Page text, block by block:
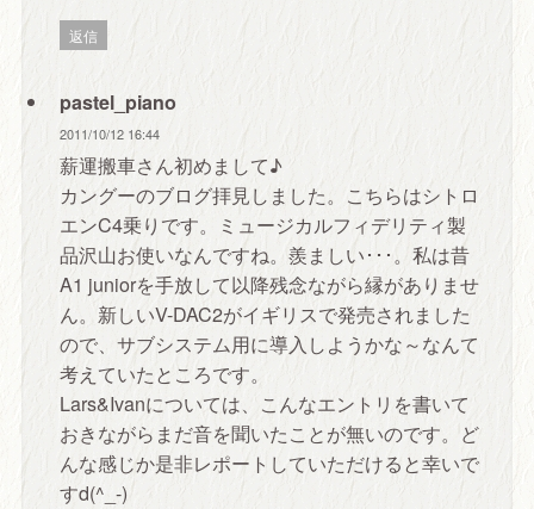
返信
pastel_piano
2011/10/12 16:44
薪運搬車さん初めまして♪
カングーのブログ拝見しました。こちらはシトロ
エンC4乗りです。ミュージカルフィデリティ製
品沢山お使いなんですね。羨ましい･･･。私は昔
A1 juniorを手放して以降残念ながら縁がありませ
ん。新しいV-DAC2がイギリスで発売されました
ので、サブシステム用に導入しようかな～なんて
考えていたところです。
Lars&Ivanについては、こんなエントリを書いて
おきながらまだ音を聞いたことが無いのです。ど
んな感じか是非レポートしていただけると幸いで
すd(^_-)